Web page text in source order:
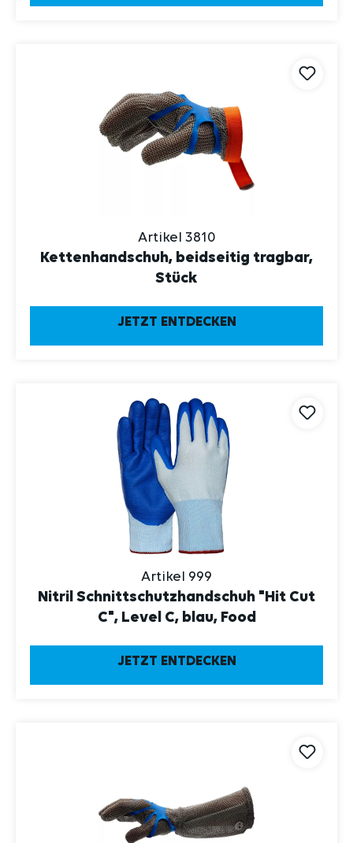
Artikel 3810
Kettenhandschuh, beidseitig tragbar,
Stück
JETZT ENTDECKEN
Artikel 999
Nitril Schnittschutzhandschuh "Hit Cut
C", Level C, blau, Food
JETZT ENTDECKEN